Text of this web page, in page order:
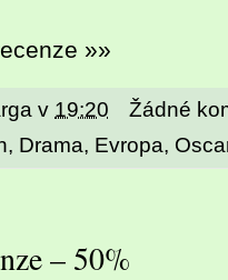
»»
v 19:20
Žádné
, Drama, Evropa,
– 50%